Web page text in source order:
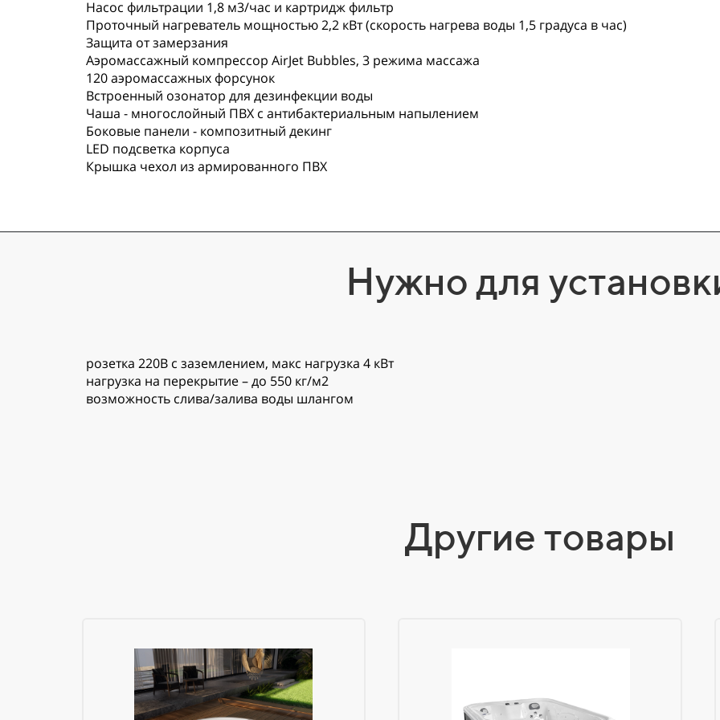
Насос фильтрации 1,8 м3/час и картридж фильтр
Проточный нагреватель мощностью 2,2 кВт (скорость нагрева воды 1,5 градуса в час)
Защита от замерзания
Аэромассажный компрессор AirJet Bubbles, 3 режима массажа
120 аэромассажных форсунок
Встроенный озонатор для дезинфекции воды
Чаша - многослойный ПВХ с антибактериальным напылением
Боковые панели - композитный декинг
LED подсветка корпуса
Крышка чехол из армированного ПВХ
Нужно для
розетка 220В с заземлением, макс нагрузка 4 кВт
нагрузка на перекрытие – до 550 кг/м2
возможность слива/залива воды шлангом
Другие товары